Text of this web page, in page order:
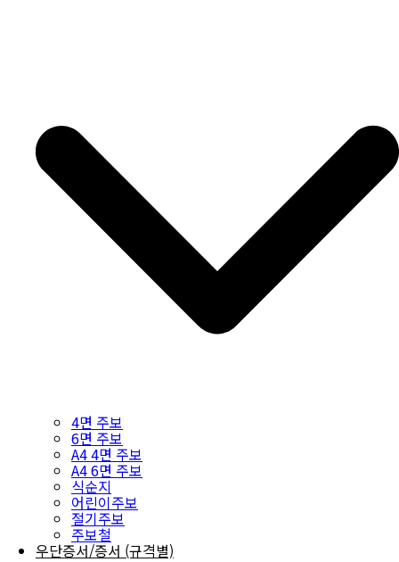
4면 주보
6면 주보
A4 4면 주보
A4 6면 주보
식순지
어린이주보
절기주보
주보철
우단증서/증서 (규격별)